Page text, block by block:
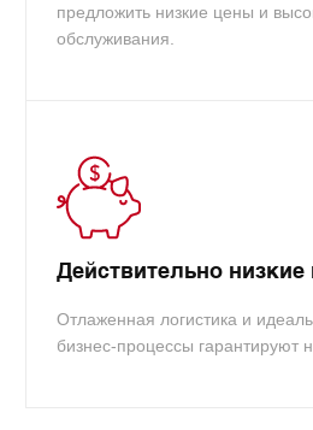
предложить низкие цены и
обслуживания.
Действительно низкие
Отлаженная логистика и
бизнес-процессы гарантируют